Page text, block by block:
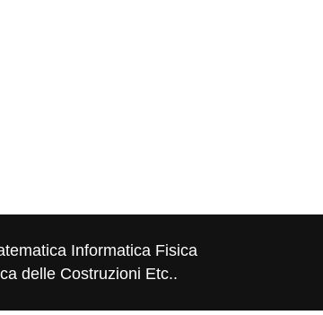
Informatica Fisica
delle Costruzioni Etc..